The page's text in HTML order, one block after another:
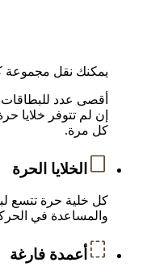
يمكنك نقل مجموعة
إن لم تتوفر خلايا
كل مرة.
الخلايا الحرة
كل خلية حرة تتسع
والمساعدة في
أعمدة فارغة